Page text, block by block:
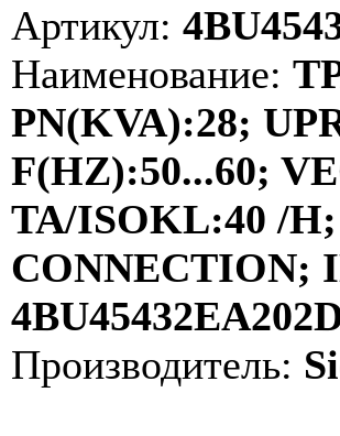
Артикул:
Наименование:
PN(KVA):28;
F(HZ):50...60;
TA/ISOKL:40 /
CONNECTION;
Производитель: